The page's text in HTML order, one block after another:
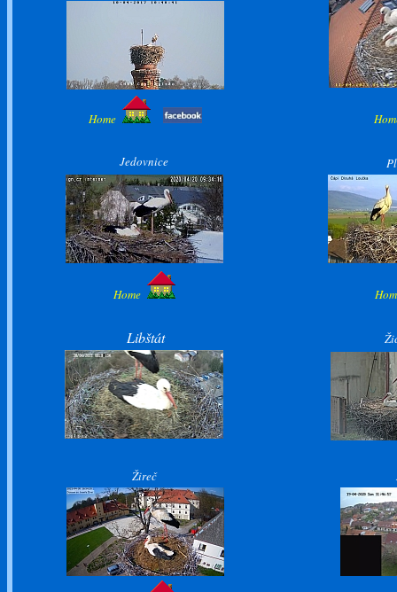
Home
Jedovnice
Home
Libštát
Žireč